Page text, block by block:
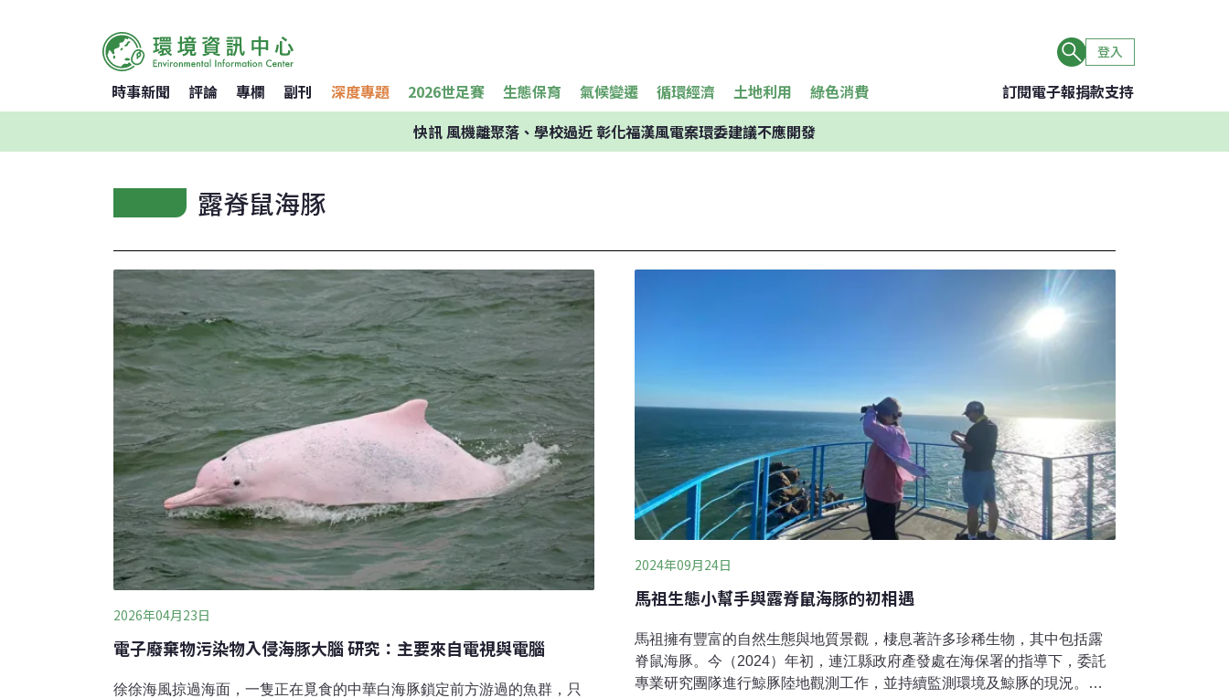
登入
時事新聞 評論 專欄 副刊 深度專題 2026世足賽 生態保育 氣候變遷 循環經濟 土地利用 綠色消費 訂閱電子報捐款支持
快訊風機離聚落、學校過近 彰化福漢風電案環委建議不應開發
露脊鼠海豚
2026年04月23日
電子廢棄物污染物入侵海豚大腦 研究：主要來自電視與電腦
徐徐海風掠過海面，一隻正在覓食的中華白海豚鎖定前方游過的魚群，只
2024年09月24日
馬祖生態小幫手與露脊鼠海豚的初相遇
馬祖擁有豐富的自然生態與地質景觀，棲息著許多珍稀生物，其中包括露
脊鼠海豚。今（2024）年初，連江縣政府產發處在海保署的指導下，委託
專業研究團隊進行鯨豚陸地觀測工作，並持續監測環境及鯨豚的現況。這